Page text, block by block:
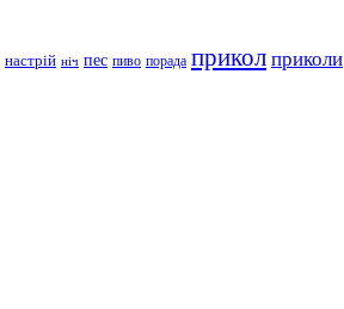
настрій ніч пес пиво порада прикол приколи